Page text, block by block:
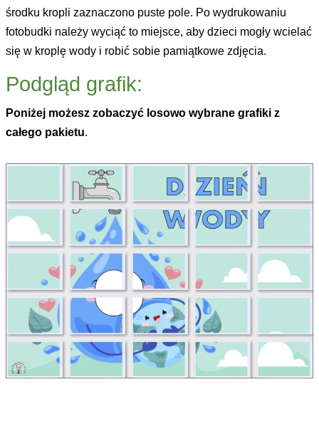
środku kropli zaznaczono puste pole. Po wydrukowaniu
fotobudki należy wyciąć to miejsce, aby dzieci mogły wcielać
się w kroplę wody i robić sobie pamiątkowe zdjęcia.
Podgląd grafik:
Poniżej możesz zobaczyć losowo wybrane grafiki z
całego pakietu.